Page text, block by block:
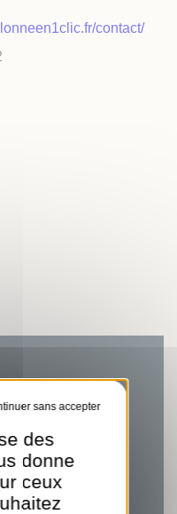
contact/
Architectural
marine de
des
donne
ceux